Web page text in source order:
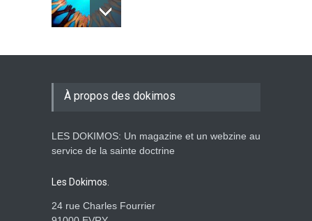
De l'Eden au déluge
Avant la fondation du
À propos des dokimos
LES DOKIMOS: Un magazine et un webzine au
service de la sainte doctrine
Les Dokimos.
24 rue Charles Fourrier